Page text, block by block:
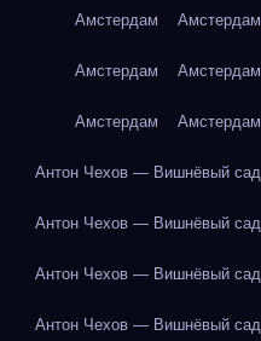
Амстердам Амстердам
Амстердам Амстердам
Амстердам Амстердам
Антон Чехов — Вишнёвый сад
Антон Чехов — Вишнёвый сад
Антон Чехов — Вишнёвый сад
Антон Чехов — Вишнёвый сад